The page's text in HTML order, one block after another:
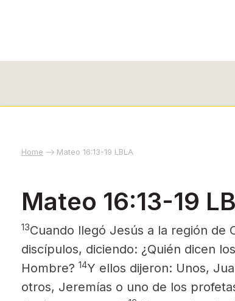
Home Mateo 16:13-19 LBLA
Mateo 16:13-19
13Cuando llegó Jesús a la región de
discípulos, diciendo: ¿Quién dicen
Hombre? 14Y ellos dijeron: Unos,
otros, Jeremías o uno de los